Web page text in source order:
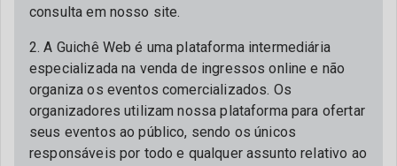
consulta em nosso site.
2. A Guichê Web é uma plataforma intermediária
especializada na venda de ingressos online e não
organiza os eventos comercializados. Os
organizadores utilizam nossa plataforma para ofertar
seus eventos ao público, sendo os únicos
responsáveis por todo e qualquer assunto relativo ao